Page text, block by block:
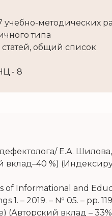
учебно-методических
типа
общий список
- 8
Е.А.
вклад–40 %)
of Informational and
1. – 2019. – № 05. – pp.
) (Авторский вклад –